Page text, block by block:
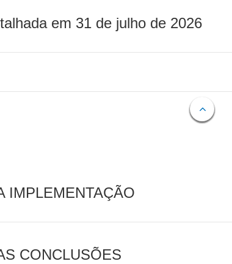
em 31 de julho de 2026
IMPLEMENTAÇÃO
CONCLUSÕES